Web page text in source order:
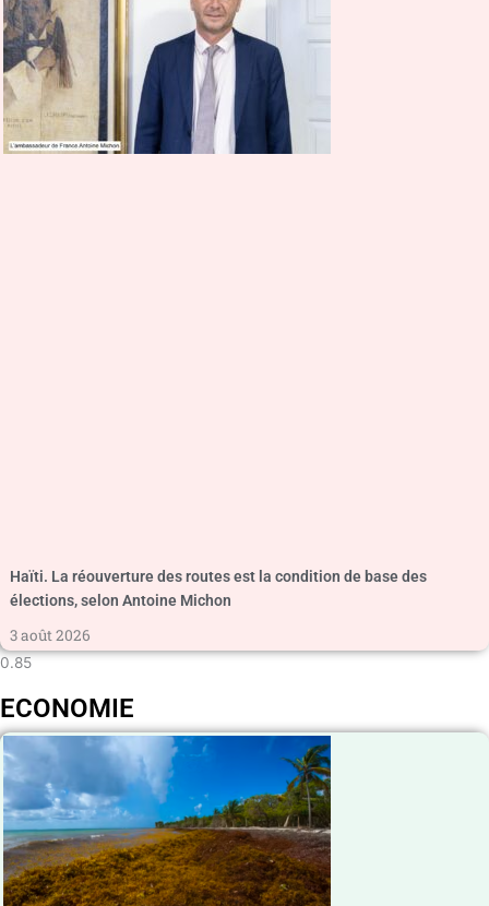
Haïti. La réouverture des routes est la condition de base des
élections, selon Antoine Michon
3 août 2026
ECONOMIE